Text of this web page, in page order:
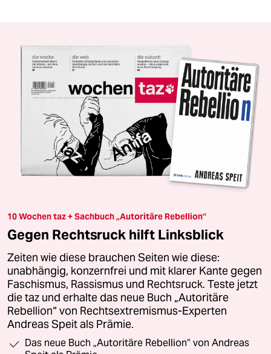
10 Wochen taz + Sachbuch „Autoritäre Rebellion“
Gegen Rechtsruck hilft Linksblick
Zeiten wie diese brauchen Seiten wie diese:
unabhängig, konzernfrei und mit klarer Kante gegen
Faschismus, Rassismus und Rechtsruck. Teste jetzt
die taz und erhalte das neue Buch „Autoritäre
Rebellion“ von Rechtsextremismus-Experten
Andreas Speit als Prämie.
Das neue Buch „Autoritäre Rebellion“ von Andreas